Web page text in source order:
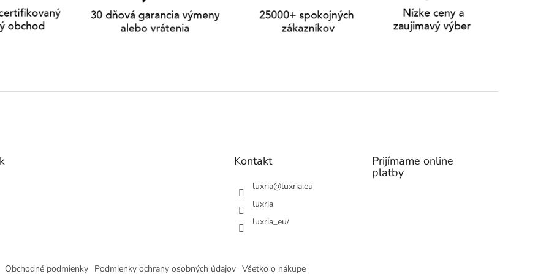
Kontakt
luxria@luxria.eu
luxria
luxria_eu/
Prijímame online
platby
Obchodné podmienky Podmienky ochrany osobných údajov Všetko o nákupe